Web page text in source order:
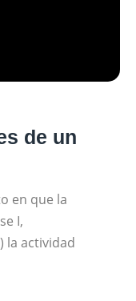
de un
en que la
I,
la actividad